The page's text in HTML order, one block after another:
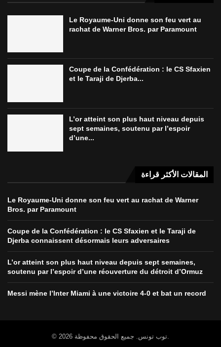
Le Royaume-Uni donne son feu vert au
rachat de Warner Bros. par Paramount
Coupe de la Confédération : le CS Sfaxien
et le Taraji de Djerba...
L’or atteint son plus haut niveau depuis
sept semaines, soutenu par l’espoir
d’une...
المقالات الأكثر قراءة
Le Royaume-Uni donne son feu vert au rachat de Warner
Bros. par Paramount
Coupe de la Confédération : le CS Sfaxien et le Taraji de
Djerba connaissent désormais leurs adversaires
L’or atteint son plus haut niveau depuis sept semaines,
soutenu par l’espoir d’une réouverture du détroit d’Ormuz
Messi mène l’Inter Miami à une victoire 4-0 et bat un record